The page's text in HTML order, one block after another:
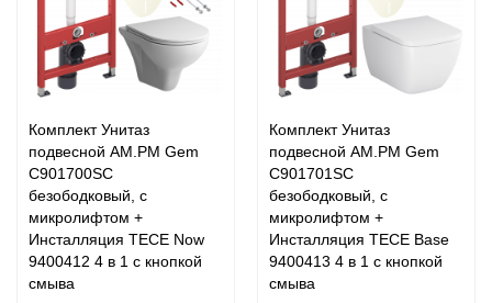
Комплект Унитаз
подвесной AM.PM Gem
C901700SC
безободковый, с
микролифтом +
Инсталляция TECE Now
9400412 4 в 1 с кнопкой
смыва
Комплект Унитаз
подвесной AM.PM Gem
C901701SC
безободковый, с
микролифтом +
Инсталляция TECE Base
9400413 4 в 1 с кнопкой
смыва